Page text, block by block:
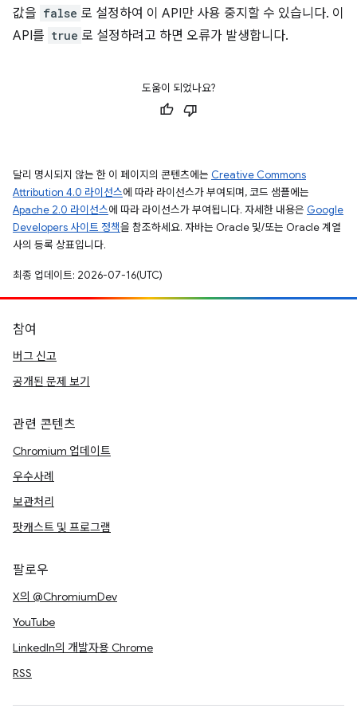
값을 false 로 설정하여 이 API만 사용 중지할 수 있습니다. 이
API를 true 로 설정하려고 하면 오류가 발생합니다.
도움이 되었나요?
달리 명시되지 않는 한 이 페이지의 콘텐츠에는 Creative Commons
Attribution 4.0 라이선스에 따라 라이선스가 부여되며, 코드 샘플에는
Apache 2.0 라이선스에 따라 라이선스가 부여됩니다. 자세한 내용은 Google
Developers 사이트 정책을 참조하세요. 자바는 Oracle 및/또는 Oracle 계열
사의 등록 상표입니다.
최종 업데이트: 2026-07-16(UTC)
참여
버그 신고
공개된 문제 보기
관련 콘텐츠
Chromium 업데이트
우수사례
보관처리
팟캐스트 및 프로그램
팔로우
X의 @ChromiumDev
YouTube
LinkedIn의 개발자용 Chrome
RSS